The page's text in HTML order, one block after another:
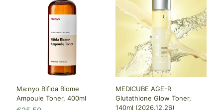
Ma:nyo Bifida Biome
Ampoule Toner, 400ml
MEDICUBE AGE-R
Glutathione Glow Toner,
140ml (2026.12.26)